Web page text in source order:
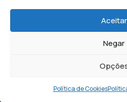
Aceitar
Negar
Política de Cookies
Blog